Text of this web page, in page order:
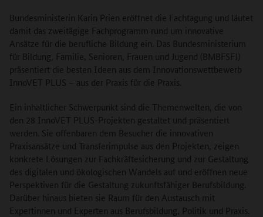
Bundesministerin Karin Prien eröffnet die Fachtagung und läutet
damit das zweitägige Fachprogramm rund um innovative
Ansätze für die berufliche Bildung ein. Das Bundesministerium
für Bildung, Familie, Senioren, Frauen und Jugend (BMBFSFJ)
präsentiert die besten Ideen aus dem Innovationswettbewerb
InnoVET PLUS – aus der Praxis für die Praxis.
Ein inhaltlicher Schwerpunkt sind die Themenwelten, die von
den 28 InnoVET PLUS-Projekten gestaltet und präsentiert
werden. Sie offenbaren dem Besucher die innovativen
Praxisansätze und Transferimpulse aus den Projekten, zeigen
konkrete Lösungen zur Fachkräftesicherung und zur Gestaltung
des digitalen und ökologischen Wandels auf und eröffnen neue
Perspektiven für die Gestaltung zukunftsfähiger Berufsbildung.
Darüber hinaus bieten sie Raum für den Austausch mit
Expertinnen und Experten aus Berufsbildung, Politik und Praxis.